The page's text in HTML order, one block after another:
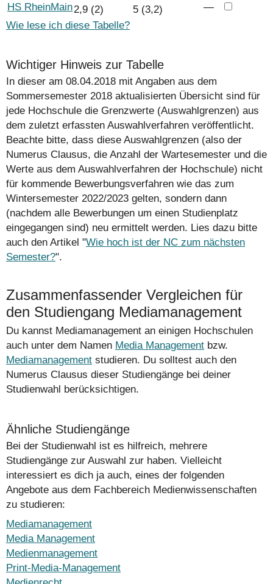
HS RheinMain2,9 (2) 5 (3,2)
―
Wie lese ich diese Tabelle?
Wichtiger Hinweis zur Tabelle
In dieser am 08.04.2018 mit Angaben aus dem
Sommersemester 2018 aktualisierten Übersicht sind für
jede Hochschule die Grenzwerte (Auswahlgrenzen) aus
dem zuletzt erfassten Auswahlverfahren veröffentlicht.
Beachte bitte, dass diese Auswahlgrenzen (also der
Numerus Clausus, die Anzahl der Wartesemester und die
Werte aus dem Auswahlverfahren der Hochschule) nicht
für kommende Bewerbungsverfahren wie das zum
Wintersemester 2022/2023 gelten, sondern dann
(nachdem alle Bewerbungen um einen Studienplatz
eingegangen sind) neu ermittelt werden. Lies dazu bitte
auch den Artikel "Wie hoch ist der NC zum nächsten
Semester?".
Zusammenfassender Vergleichen für
den Studiengang Mediamanagement
Du kannst Mediamanagement an einigen Hochschulen
auch unter dem Namen Media Management bzw.
Mediamanagement studieren. Du solltest auch den
Numerus Clausus dieser Studiengänge bei deiner
Studienwahl berücksichtigen.
Ähnliche Studiengänge
Bei der Studienwahl ist es hilfreich, mehrere
Studiengänge zur Auswahl zur haben. Vielleicht
interessiert es dich ja auch, eines der folgenden
Angebote aus dem Fachbereich Medienwissenschaften
zu studieren:
Mediamanagement
Media Management
Medienmanagement
Print-Media-Management